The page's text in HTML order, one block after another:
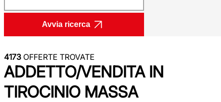
Avvia ricerca
4173 OFFERTE TROVATE
ADDETTO/VENDITA IN
TIROCINIO MASSA